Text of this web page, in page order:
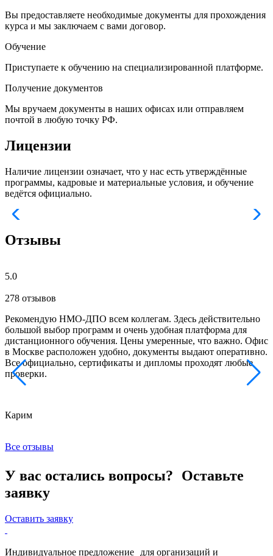
Вы предоставляете необходимые документы для прохождения
курса и мы заключаем с вами договор.
Обучение
Приступаете к обучению на специализированной платформе.
Получение документов
Мы вручаем документы в наших офисах или отправляем
почтой в любую точку РФ.
Лицензии
Наличие лицензии означает, что у нас есть утверждённые
программы, кадровые и материальные условия, и обучение
ведётся официально.
Отзывы
5.0
278 отзывов
Рекомендую НМО-ДПО всем коллегам. Здесь действительно
большой выбор программ и очень удобная платформа для
дистанционного обучения. Цены умеренные, что важно. Офис
в Москве расположен удобно, документы выдают оперативно.
Все официально, сертификаты и дипломы проходят любые
проверки.
Карим
Все отзывы
У вас остались вопросы? Оставьте
заявку
Оставить заявку
Индивидуальное предложение для организаций и